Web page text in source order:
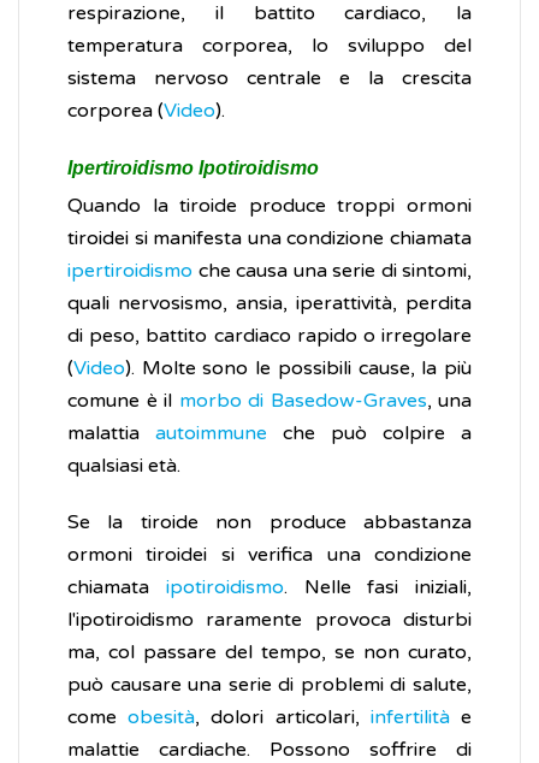
respirazione, il battito cardiaco, la
temperatura corporea, lo sviluppo del
sistema nervoso centrale e la crescita
corporea (Video).
Ipertiroidismo Ipotiroidismo
Quando la tiroide produce troppi ormoni
tiroidei si manifesta una condizione chiamata
ipertiroidismo che causa una serie di sintomi,
quali nervosismo, ansia, iperattività, perdita
di peso, battito cardiaco rapido o irregolare
(Video). Molte sono le possibili cause, la più
comune è il morbo di Basedow-Graves, una
malattia autoimmune che può colpire a
qualsiasi età.
Se la tiroide non produce abbastanza
ormoni tiroidei si verifica una condizione
chiamata ipotiroidismo. Nelle fasi iniziali,
l'ipotiroidismo raramente provoca disturbi
ma, col passare del tempo, se non curato,
può causare una serie di problemi di salute,
comeobesità, dolori articolari, infertilitàe
malattie cardiache. Possono soffrire di